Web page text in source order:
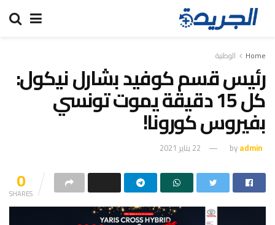
Home الوطنية
رئيس قسم كوفيد بشارل نيكول:
كل 15 دقيقة يموت تونسي
بفيروس كورونا!
byadmin 22 يناير 2021
0
SHARES